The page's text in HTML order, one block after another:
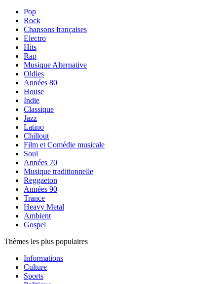
Pop
Rock
Chansons françaises
Electro
Hits
Rap
Musique Alternative
Oldies
Années 80
House
Indie
Classique
Jazz
Latino
Chillout
Film et Comédie musicale
Soul
Années 70
Musique traditionnelle
Reggaeton
Années 90
Trance
Heavy Metal
Ambient
Gospel
Thèmes les plus populaires
Informations
Culture
Sports